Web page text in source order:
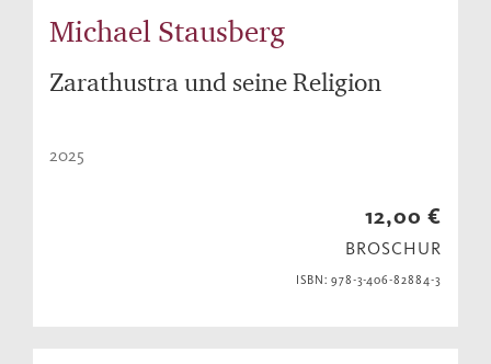
Michael Stausberg
Zarathustra und seine Religion
2025
12,00 €
BROSCHUR
ISBN: 978-3-406-82884-3